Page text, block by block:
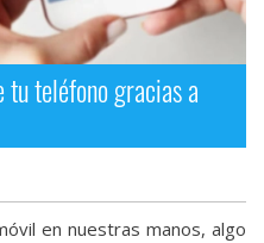
teléfono gracias a
en nuestras manos, algo